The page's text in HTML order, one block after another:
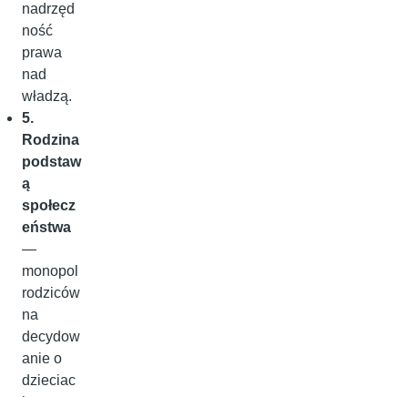
nadrzęd
ność
prawa
nad
władzą.
5.
Rodzina
podstaw
ą
społecz
eństwa
—
monopol
rodziców
na
decydow
anie o
dzieciac